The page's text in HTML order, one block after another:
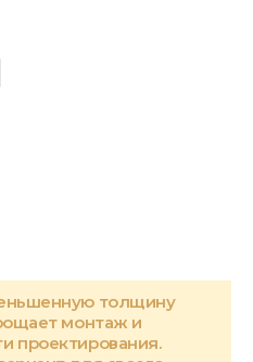
толщину
монтаж и
проектирования.